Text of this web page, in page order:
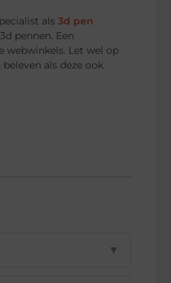
als 3d pen
pennen. Een
webwinkels. Let wel op
als deze ook
▼